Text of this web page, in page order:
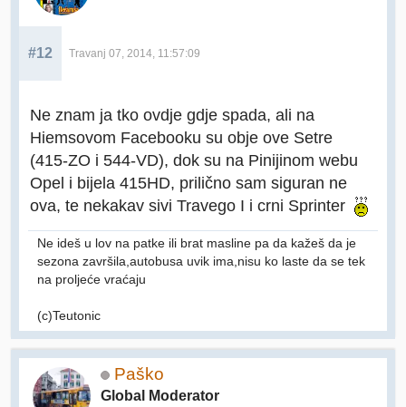
#12 Travanj 07, 2014, 11:57:09
Ne znam ja tko ovdje gdje spada, ali na
Hiemsovom Facebooku su obje ove Setre
(415-ZO i 544-VD), dok su na Pinijinom webu
Opel i bijela 415HD, prilično sam siguran ne
ova, te nekakav sivi Travego I i crni Sprinter
Ne ideš u lov na patke ili brat masline pa da kažeš da je
sezona završila,autobusa uvik ima,nisu ko laste da se tek
na proljeće vraćaju
(c)Teutonic
Paško
Global Moderator